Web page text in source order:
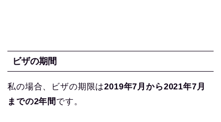
ビザの期間
私の場合、ビザの期限は2019年7月から2021年7月
までの2年間 です。